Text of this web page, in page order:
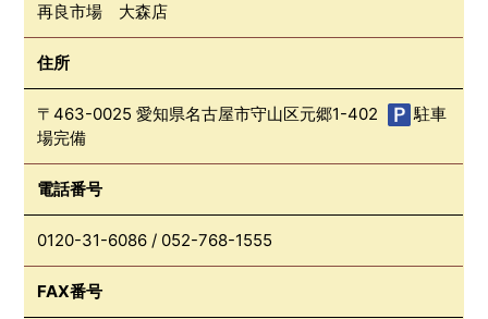
再良市場 大森店
住所
〒463-0025 愛知県名古屋市守山区元郷1-402
駐車
場完備
電話番号
0120-31-6086 / 052-768-1555
FAX番号